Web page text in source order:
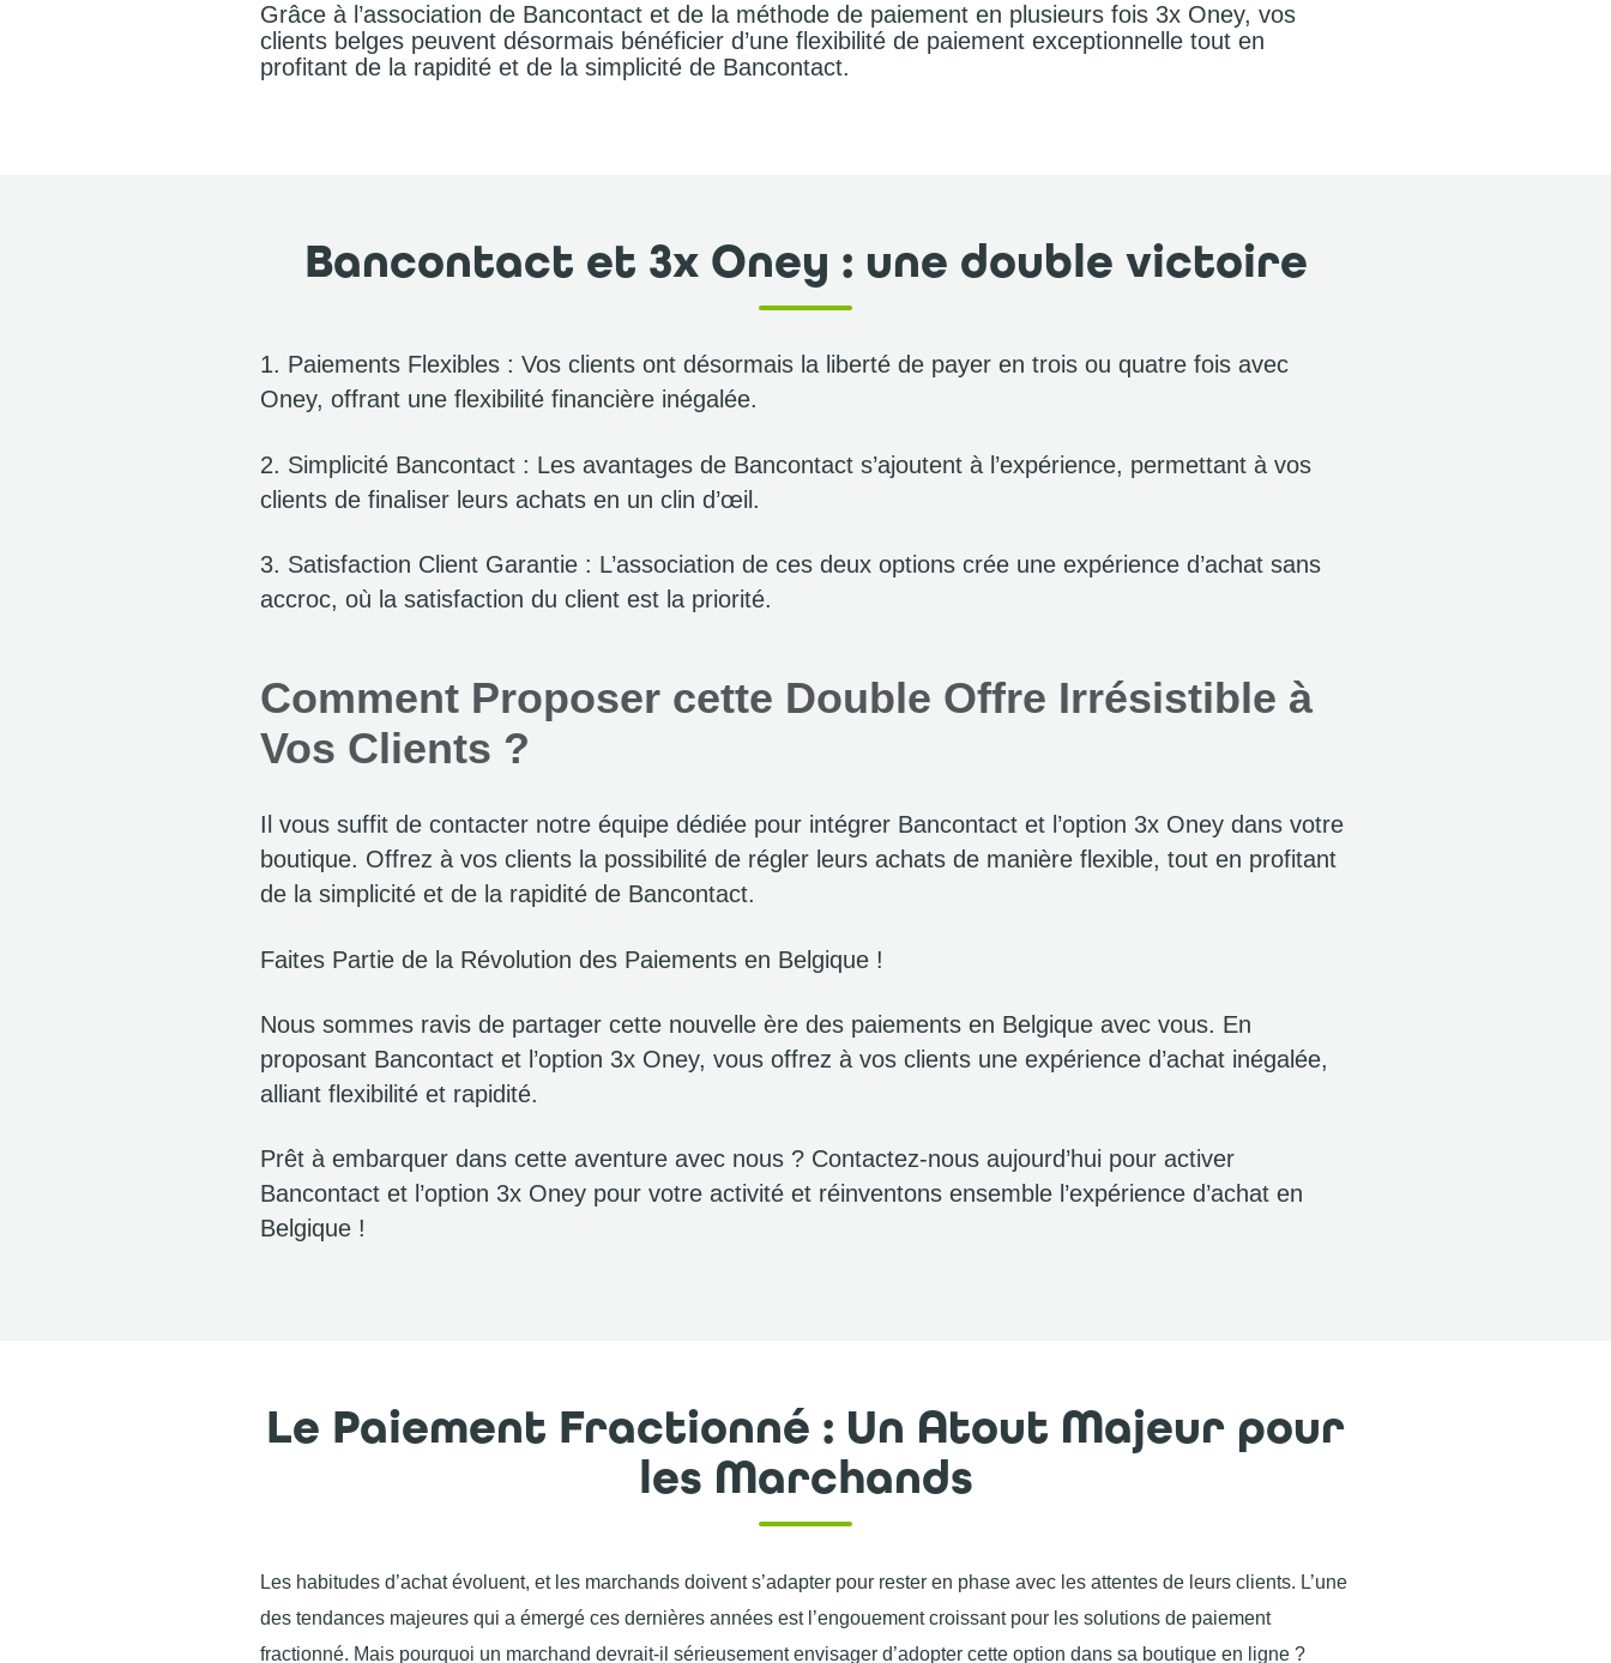
Grâce à l’association de Bancontact et de la méthode de paiement en plusieurs fois 3x Oney, vos
clients belges peuvent désormais bénéficier d’une flexibilité de paiement exceptionnelle tout en
profitant de la rapidité et de la simplicité de Bancontact.
Bancontact et 3x Oney : une double victoire
1. Paiements Flexibles : Vos clients ont désormais la liberté de payer en trois ou quatre fois avec
Oney, offrant une flexibilité financière inégalée.
2. Simplicité Bancontact : Les avantages de Bancontact s’ajoutent à l’expérience, permettant à vos
clients de finaliser leurs achats en un clin d’œil.
3. Satisfaction Client Garantie : L’association de ces deux options crée une expérience d’achat sans
accroc, où la satisfaction du client est la priorité.
Comment Proposer cette Double Offre Irrésistible à
Vos Clients ?
Il vous suffit de contacter notre équipe dédiée pour intégrer Bancontact et l’option 3x Oney dans votre
boutique. Offrez à vos clients la possibilité de régler leurs achats de manière flexible, tout en profitant
de la simplicité et de la rapidité de Bancontact.
Faites Partie de la Révolution des Paiements en Belgique !
Nous sommes ravis de partager cette nouvelle ère des paiements en Belgique avec vous. En
proposant Bancontact et l’option 3x Oney, vous offrez à vos clients une expérience d’achat inégalée,
alliant flexibilité et rapidité.
Prêt à embarquer dans cette aventure avec nous ? Contactez-nous aujourd’hui pour activer
Bancontact et l’option 3x Oney pour votre activité et réinventons ensemble l’expérience d’achat en
Belgique !
Le Paiement Fractionné : Un Atout Majeur pour
les Marchands
Les habitudes d’achat évoluent, et les marchands doivent s’adapter pour rester en phase avec les attentes de leurs clients. L’une
des tendances majeures qui a émergé ces dernières années est l’engouement croissant pour les solutions de paiement
fractionné. Mais pourquoi un marchand devrait-il sérieusement envisager d’adopter cette option dans sa boutique en ligne ?